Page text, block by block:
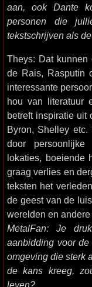
aan, ook Dante
personen die
tekstschrijven als
Theys: Dat
de Rais, Rasputin
interessante
hou van literatuur
betreft inspiratie uit
Byron, Shelley
door
lokaties, boeiende
graag verlies en
teksten het
de geest van de
werelden en
MetalFan: Je
aanbidding voor
omgeving die sterk
de kans kreeg,
leven?